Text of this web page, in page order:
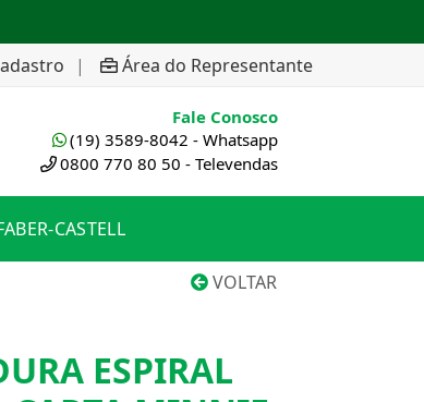
| Área do Representante
Fale Conosco
(19) 3589-8042 - Whatsapp
0800 770 80 50 - Televendas
CASTELL
VOLTAR
ESPIRAL